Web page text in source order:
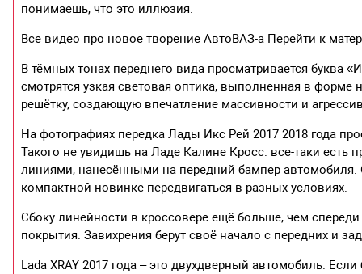
понимаешь, что это иллюзия.
Все видео про новое творение АвтоВАЗ-а Перейти к
В тёмных тонах переднего вида просматривается буква
смотрятся узкая световая оптика, выполненная в
решётку, создающую впечатление массивности и
На фотографиях передка Лады Икс Рей 2017 2018 года
Такого не увидишь на Ладе Калине Кросс. все-таки есть
линиями, нанесёнными на передний бампер
компактной новинке передвигаться в разных условиях.
Сбоку линейности в кроссовере ещё больше, чем
покрытия. Завихрения берут своё начало с передних и
Lada XRAY 2017 года – это двухдверный автомобиль.